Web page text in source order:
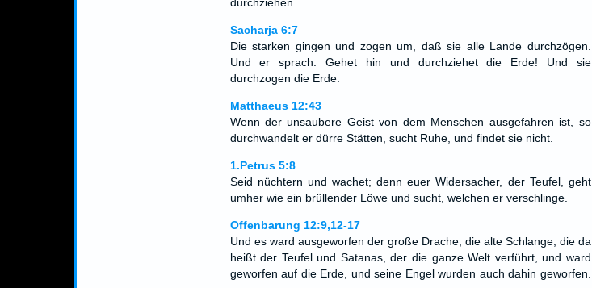
Sacharja 6:7
Die starken gingen und zogen um, daß sie alle Lande durchzögen.
Und er sprach: Gehet hin und durchziehet die Erde! Und sie
durchzogen die Erde.
Matthaeus 12:43
Wenn der unsaubere Geist von dem Menschen ausgefahren ist, so
durchwandelt er dürre Stätten, sucht Ruhe, und findet sie nicht.
1.Petrus 5:8
Seid nüchtern und wachet; denn euer Widersacher, der Teufel, geht
umher wie ein brüllender Löwe und sucht, welchen er verschlinge.
Offenbarung 12:9,12-17
Und es ward ausgeworfen der große Drache, die alte Schlange, die da
heißt der Teufel und Satanas, der die ganze Welt verführt, und ward
geworfen auf die Erde, und seine Engel wurden auch dahin geworfen.